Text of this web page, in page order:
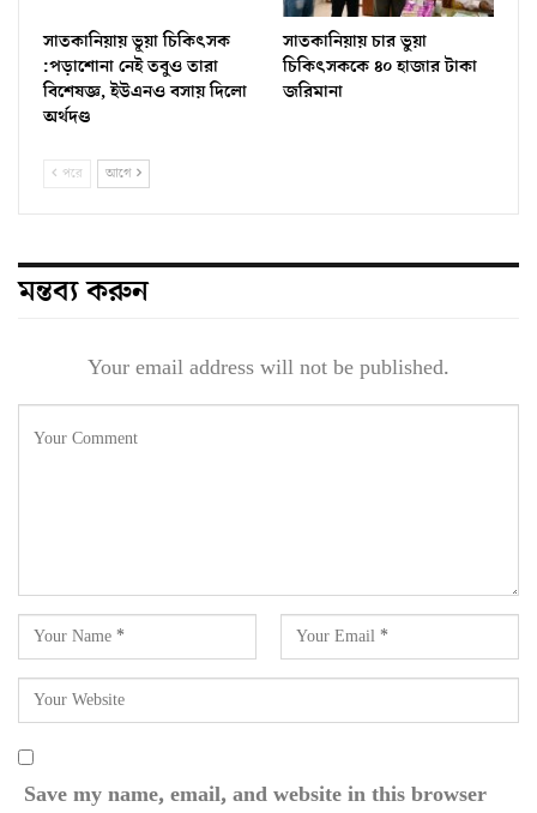
সাতকানিয়ায় ভূয়া চিকিৎসক
:পড়াশোনা নেই তবুও তারা
বিশেষজ্ঞ, ইউএনও বসায় দিলো
অর্থদণ্ড
সাতকানিয়ায় চার ভুয়া
চিকিৎসককে ৪০ হাজার টাকা
জরিমানা
পরে আগে
মন্তব্য করুন
Your email address will not be published.
Save my name, email, and website in this browser